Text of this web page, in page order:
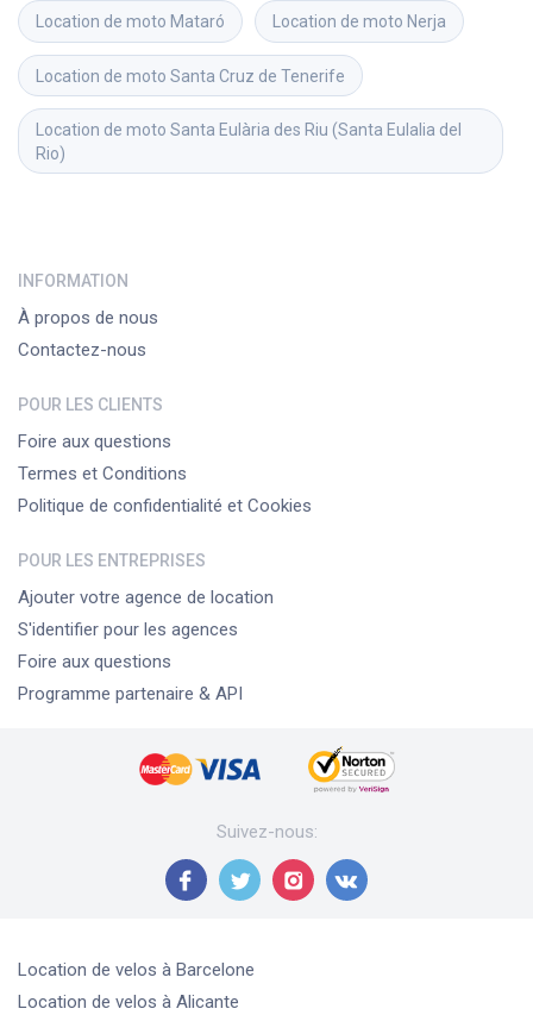
Location de moto Mataró Location de moto Nerja
Location de moto Santa Cruz de Tenerife
Location de moto Santa Eulària des Riu (Santa Eulalia del
Rio)
INFORMATION
À propos de nous
Contactez-nous
POUR LES CLIENTS
Foire aux questions
Termes et Conditions
Politique de confidentialité et Cookies
POUR LES ENTREPRISES
Ajouter votre agence de location
S'identifier pour les agences
Foire aux questions
Programme partenaire & API
Suivez-nous:
Location de velos à Barcelone
Location de velos à Alicante